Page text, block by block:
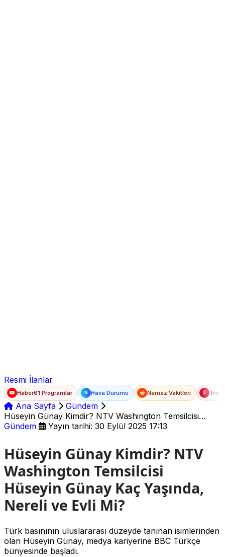
Resmi İlanlar
Haber61 Programlar N Hava Durumu Namaz Vakitleri
Ana Sayfa
Gündem
Hüseyin Günay Kimdir? NTV Washington Temsilcisi
Hüseyin Günay Kaç Yaşında, Nereli ve Evli Mi?
Gündem Yayın tarihi: 30 Eylül 2025 17:13
Hüseyin Günay Kimdir? NTV
Washington Temsilcisi
Hüseyin Günay Kaç Yaşında,
Nereli ve Evli Mi?
Türk basınının uluslararası düzeyde tanınan isimlerinden
olan Hüseyin Günay, medya kariyerine BBC Türkçe
bünyesinde başladı.